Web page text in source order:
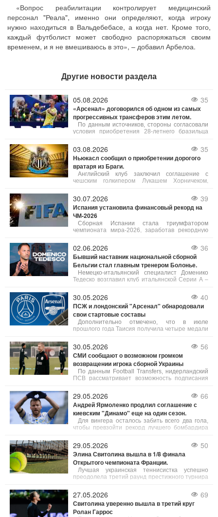
«Вопрос реабилитации контролирует медицинский
персонал "Реала", именно они определяют, когда игроку
нужно находиться в Вальдебебасе, а когда нет. Кроме того,
каждый футболист может свободно распоряжаться своим
временем, и я не вмешиваюсь в это», – добавил Арбелоа.
Другие новости раздела
05.08.2026 35
«Арсенал» договорился об одном из самых
прогрессивных трансферов этим летом.
По данным источников, стороны согласовали
условия приобретения 28-летнего бразильца
личные условия с игроком были утверждены
еще в июле. Канониры заплатят за хавбека 75
миллионов фунтов стерлингов (87,5 млн евро).
03.08.2026 35
Ньюкасл сообщил о приобретении дорогого
вратаря из Браги.
Английский клуб заключил соглашение с
чешским голкипером Лукашем Хорничеком,
Браги. Стоимость трансфера составила около
28 миллионов евро.
30.07.2026 39
Испания установила финансовый рекорд на
ЧМ-2026
Сборная Испании стала триумфатором
чемпионата мира-2026, заработав рекордную
долларов (50 млн за победу и 1,5 млн
компенсации за подготовку). По данным FIFA,
общий призовой фонд мундиаля достиг
беспрецедентных 727 млн ​​долларов.
02.06.2026 36
Бывший наставник национальной сборной
Бельгии стал главным тренером Болонье.
Немецко-итальянский специалист Доменико
Тедеско возглавил клуб итальянской Серии А –
рассчитанное до 30 июня 2028 года, с опцией
продления еще на один сезон.
30.05.2026 40
ПСЖ и лондонский "Арсенал" обнародовали
свои стартовые составы
Дополнительно отмечено, что в июле
прошлого года Таисия получила четыре медали
мирового вызова по художественной гимнастике
в румынском Клуж-Напоке.
30.05.2026 56
СМИ сообщают о возможном громком
возвращении игрока сборной Украины
По данным Football Transfers, нидерландский
ПСВ рассматривает возможность подписания
чей контракт с "Аяксом" подходит к концу, может
усилить состав "Эйндховена".
29.05.2026 66
Андрей Ярмоленко продлил соглашение с
киевским "Динамо" еще на один сезон.
Для вингера осталось забить всего два гола,
чтобы превзойти рекорд лучшего бомбардира
29.05.2026 50
Элина Свитолина вышла в 1/8 финала
Открытого чемпионата Франции.
Лучшая украинская теннисистка успешно
преодолела третий раунд престижного турнира
27.05.2026 69
Свитолина уверенно вышла в третий круг
Ролан Гаррос